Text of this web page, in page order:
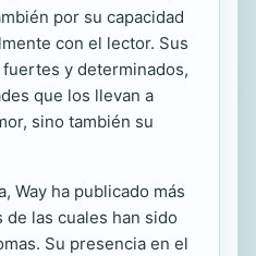
por su capacidad
con el lector. Sus
y determinados,
que los llevan a
sino también su
Way ha publicado más
de las cuales han sido
Su presencia en el